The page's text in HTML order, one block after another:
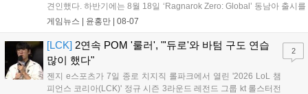
견인했다. 하반기에는 8월 18일 ‘Ragnarok Zero: Global’ 동남아 출시를
시작으로 9월 3일 ‘달려라 헤베레케 EX’, 9월 22일 ‘갈바테인’ 등 다양한
이’ 출시가 예정돼 있으며, 2027년에는 ‘Ragnarok 3’ 등 대작을 글로벌
출시할 계획이다. 그라비티는 조인트벤처 설립과 라그나로크 에코 시스
템 구축을 통해 신성장 동력을 확보할 방침이다....
게임뉴스 | 윤홍만 | 08-07
[LCK] 2연속 POM '룰러', "'듀로'와 바텀 구도 연습
많이 했다"
젠지 e스포츠가 7일 종로 치지직 롤파크에서 열린 '2026 LoL 챔
피언스 코리아(LCK)' 정규 시즌 3라운드 레전드 그룹 kt 롤스터전
2